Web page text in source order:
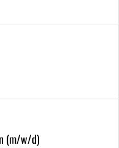
(m/w/d)